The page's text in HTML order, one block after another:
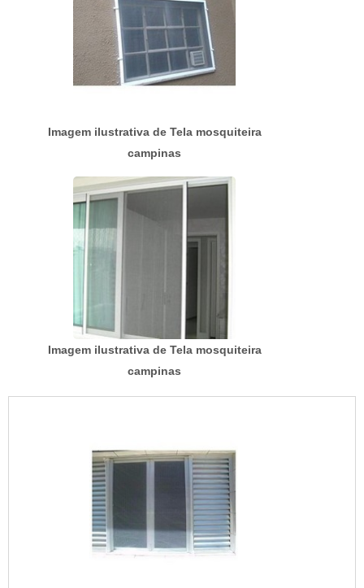
Imagem ilustrativa de Tela mosquiteira
campinas
Imagem ilustrativa de Tela mosquiteira
campinas